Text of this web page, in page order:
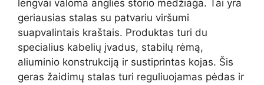
lengvai valoma anglies storio medžiaga. Tai yra
geriausias stalas su patvariu viršumi
suapvalintais kraštais. Produktas turi du
specialius kabelių įvadus, stabilų rėmą,
aliuminio konstrukciją ir sustiprintas kojas. Šis
geras žaidimų stalas turi reguliuojamas pėdas ir